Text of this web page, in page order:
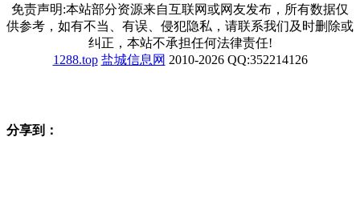
免责声明:本站部分资源来自互联网或网友发布，所有数据仅
供参考，如有不当、有误、侵犯隐私，请联系我们及时删除或
纠正，本站不承担任何法律责任!
1288.top 盐城信息网 2010-2026 QQ:352214126
分享到：